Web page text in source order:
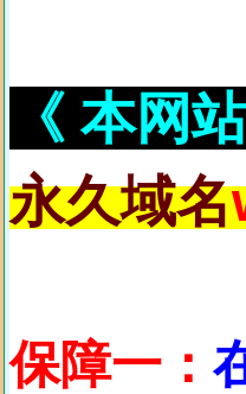
《 本网
永久域名
保障一：